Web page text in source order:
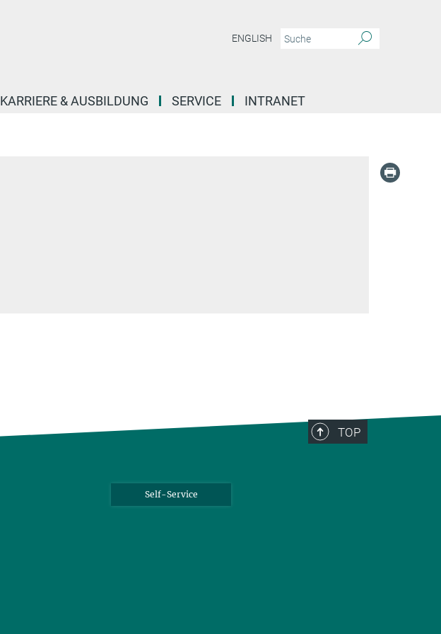
ENGLISH
KARRIERE & AUSBILDUNG SERVICE INTRANET
TOP
Self-Service